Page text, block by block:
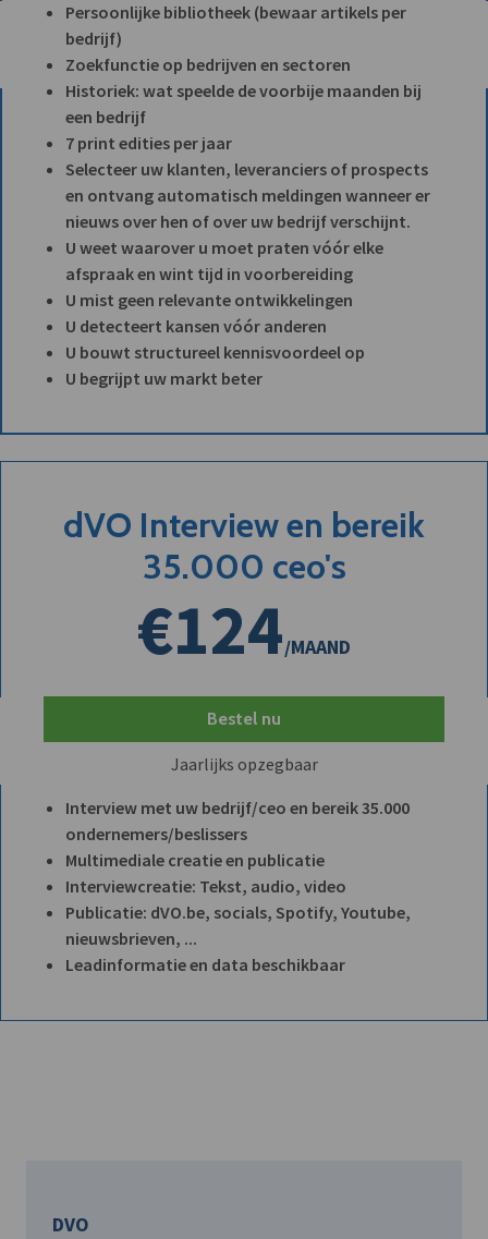
Persoonlijke bibliotheek (bewaar artikels per
bedrijf)
Zoekfunctie op bedrijven en sectoren
Historiek: wat speelde de voorbije maanden bij
een bedrijf
7 print edities per jaar
Selecteer uw klanten, leveranciers of prospects
en ontvang automatisch meldingen wanneer er
nieuws over hen of over uw bedrijf verschijnt.
U weet waarover u moet praten vóór elke
afspraak en wint tijd in voorbereiding
U mist geen relevante ontwikkelingen
U detecteert kansen vóór anderen
U bouwt structureel kennisvoordeel op
U begrijpt uw markt beter
dVO Interview en bereik
35.000 ceo's
€124/MAAND
Bestel nu
Jaarlijks opzegbaar
Interview met uw bedrijf/ceo en bereik 35.000
ondernemers/beslissers
Multimediale creatie en publicatie
Interviewcreatie: Tekst, audio, video
Publicatie: dVO.be, socials, Spotify, Youtube,
nieuwsbrieven, ...
Leadinformatie en data beschikbaar
DVO